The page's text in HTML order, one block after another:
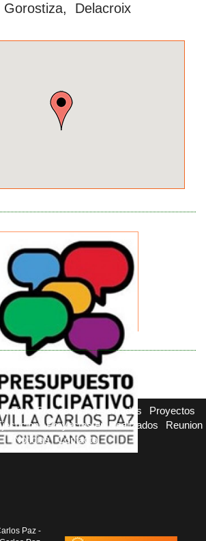
Gorostiza, Delacroix
Proyectos Presentados
Proyectos
Proyectos en Realizados
Reunion
Noticias
Contacto
Paz -